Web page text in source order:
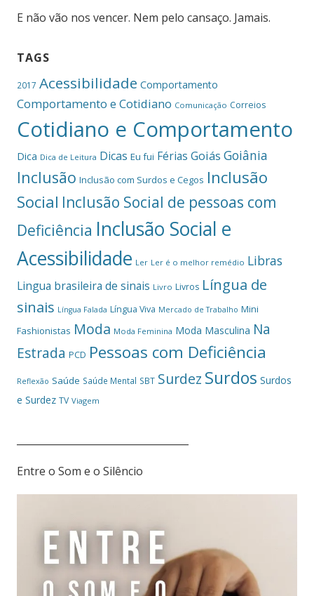
E não vão nos vencer. Nem pelo cansaço. Jamais.
TAGS
2017 Acessibilidade Comportamento
Comportamento e Cotidiano Comunicação Correios
Cotidiano e Comportamento
Dica Dica de Leitura Dicas Eu fui Férias Goiás Goiânia
Inclusão Inclusão com Surdos e Cegos Inclusão
Social Inclusão Social de pessoas com
Deficiência Inclusão Social e
Acessibilidade Ler Ler é o melhor remédio Libras
Lingua brasileira de sinais Livro Livros Língua de
sinais Língua Falada Língua Viva Mercado de Trabalho Mini
Fashionistas Moda Moda Feminina Moda Masculina Na
Estrada PCD Pessoas com Deficiência
Reflexão Saúde Saúde Mental SBT Surdez Surdos Surdos
e Surdez TV Viagem
Entre o Som e o Silêncio